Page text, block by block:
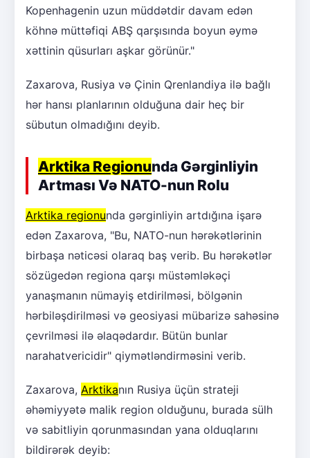
Kopenhagenin uzun müddətdir davam edən
köhnə müttəfiqi ABŞ qarşısında boyun əymə
xəttinin qüsurları aşkar görünür."
Zaxarova, Rusiya və Çinin Qrenlandiya ilə bağlı
hər hansı planlarının olduğuna dair heç bir
sübutun olmadığını deyib.
Arktika Regionunda Gərginliyin
Artması Və NATO-nun Rolu
Arktika regionunda gərginliyin artdığına işarə
edən Zaxarova, "Bu, NATO-nun hərəkətlərinin
birbaşa nəticəsi olaraq baş verib. Bu hərəkətlər
sözügedən regiona qarşı müstəmləkəçi
yanaşmanın nümayiş etdirilməsi, bölgənin
hərbiləşdirilməsi və geosiyasi mübarizə sahəsinə
çevrilməsi ilə əlaqədardır. Bütün bunlar
narahatvericidir" qiymətləndirməsini verib.
Zaxarova, Arktikanın Rusiya üçün strateji
əhəmiyyətə malik region olduğunu, burada sülh
və sabitliyin qorunmasından yana olduqlarını
bildirərək deyib: